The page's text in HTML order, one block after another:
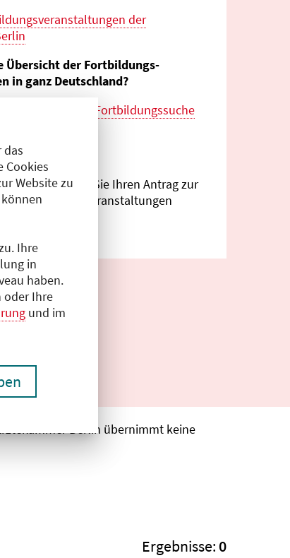
das
Cookies
Website zu
Ihre
in
haben.
oder Ihre
und im
der
Übersicht der Fortbildungs­
in ganz Deutschland?
bundes­weiten Fortbildungs­suche
können Sie Ihren Antrag zur
Fortbildungs­veranstaltungen
Berlin übernimmt keine
Ergebnisse:0